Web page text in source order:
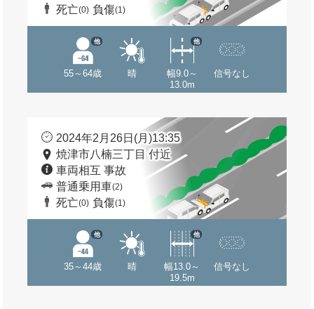
死亡(0) 負傷(1)
55～64歳
他
晴
幅9.0～
13.0m
他
信号なし
2024年2月26日(月)13:35
焼津市八楠三丁目 付近
車両相互 事故
普通乗用車(2)
死亡(0) 負傷(1)
35～44歳
他
晴
幅13.0～
19.5m
他
信号なし